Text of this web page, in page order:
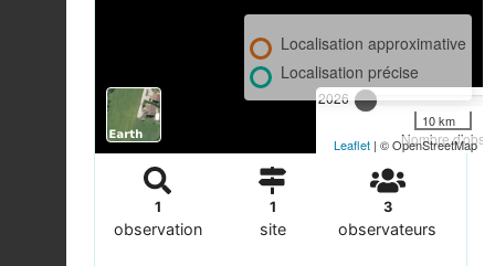
2026
Nombre
Localisation approximative
Localisation précise
10 km
Leaflet | © OpenStreetMap
1
observation
1
site
3
observateurs